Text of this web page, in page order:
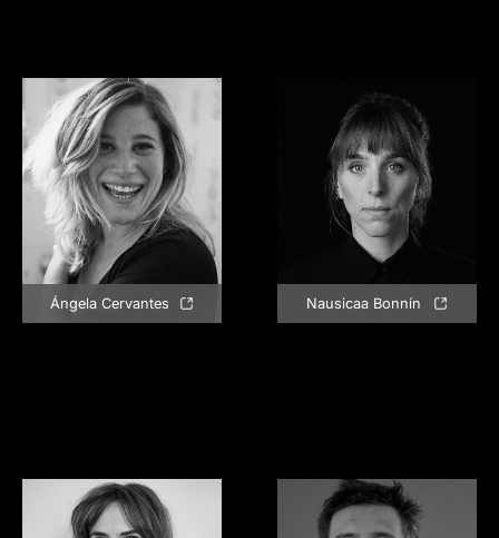
Ángela Cervantes Nausicaa Bonnín